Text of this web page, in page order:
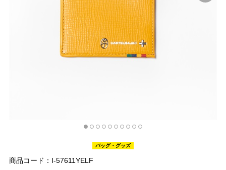
バッグ・グッズ
商品コード：I-57611YELF